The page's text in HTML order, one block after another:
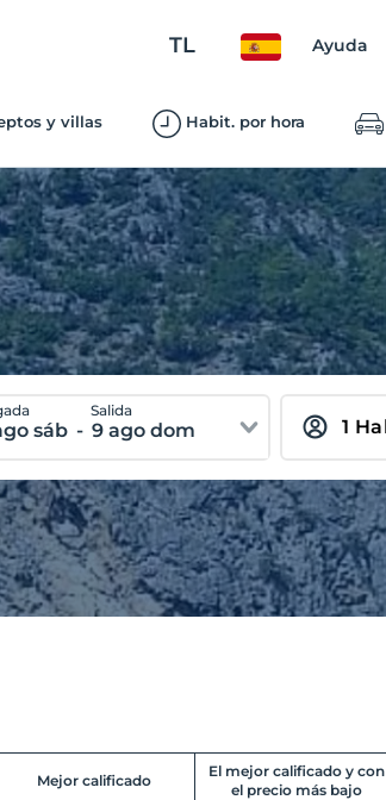
TL Ayuda
y villas Habit. por hora
sáb -
Salida
9 ago dom
Mejor calificado
El mejor calificado y con
el precio más bajo